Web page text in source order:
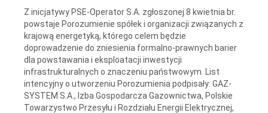
Z inicjatywy PSE-Operator S.A. zgłoszonej 8 kwietnia br.
powstaje Porozumienie spółek i organizacji związanych z
krajową energetyką, którego celem będzie
doprowadzenie do zniesienia formalno-prawnych barier
dla powstawania i eksploatacji inwestycji
infrastrukturalnych o znaczeniu państwowym. List
intencyjny o utworzeniu Porozumienia podpisały: GAZ-
SYSTEM S.A., Izba Gospodarcza Gazownictwa, Polskie
Towarzystwo Przesyłu i Rozdziału Energii Elektrycznej,